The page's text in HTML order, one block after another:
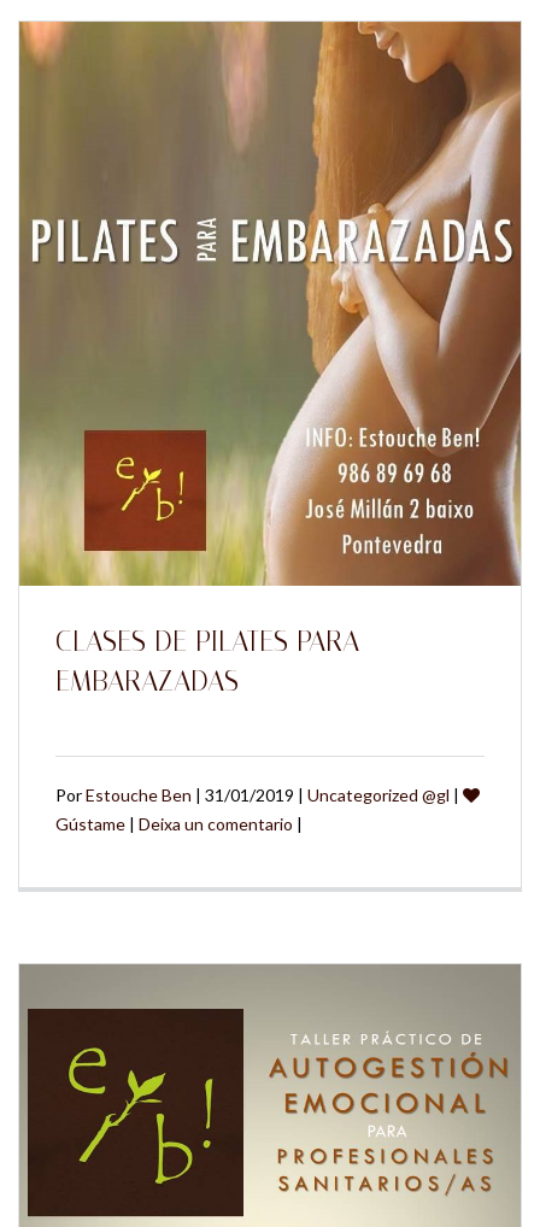
CLASES DE PILATES PARA
EMBARAZADAS
PorEstouche Ben | 31/01/2019 | Uncategorized @gl |
Gústame | Deixa un comentario |